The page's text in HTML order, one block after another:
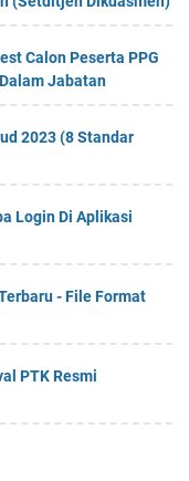
Calon Peserta PPG
Jabatan
2023 (8 Standar
Login Di Aplikasi
- File Format
PTK Resmi